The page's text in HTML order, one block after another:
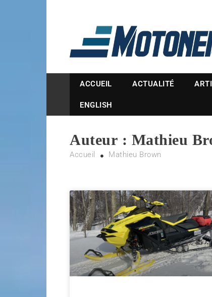
Magazine
ACCUEIL ACTUALITÉ
ENGLISH
Auteur : Mathieu
Accueil Mathieu Brown